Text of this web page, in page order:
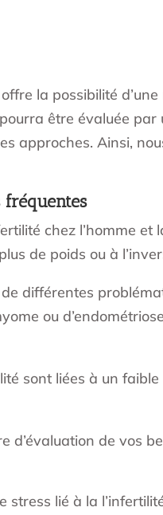
la possibilité
être évaluée
approches. Ainsi,
fréquentes
chez l’homme
de poids ou à
différentes
ou
sont liées à un
d’évaluation de vos
stress lié à la